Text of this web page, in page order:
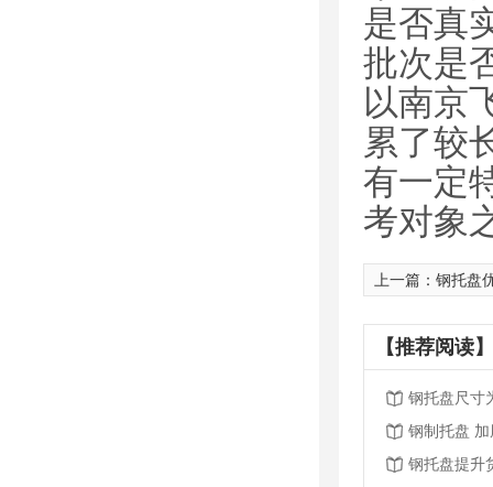
是否真
批次是
以南京
累了较
有一定
考对象
上一篇： 钢托盘优
【推荐阅读
钢托盘尺寸
钢制托盘
钢托盘提升